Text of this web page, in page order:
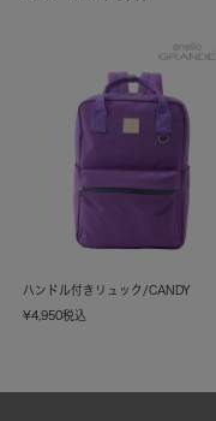
ハンドル付きリュック/CANDY
¥4,950税込